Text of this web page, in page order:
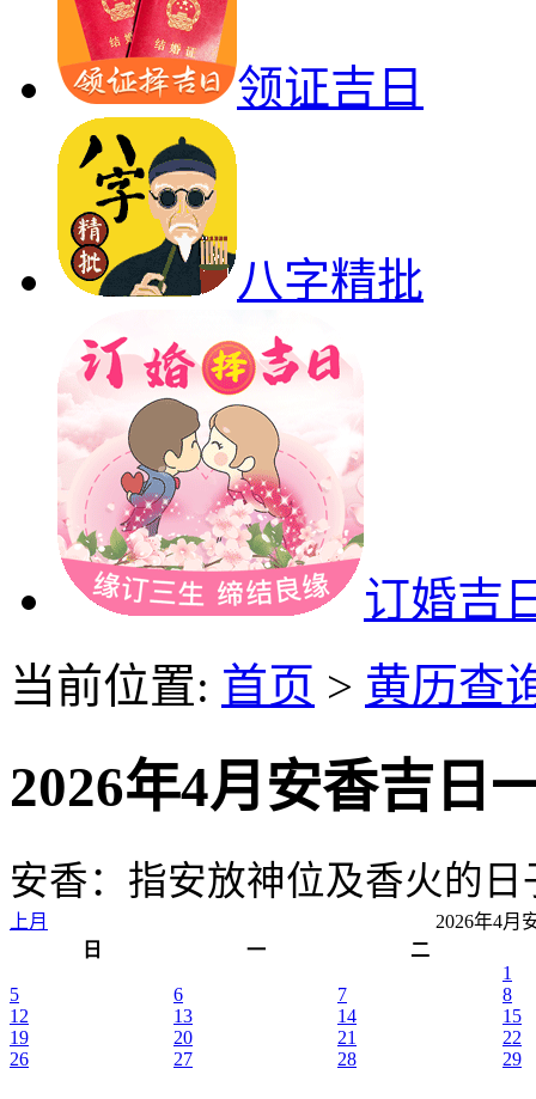
领证吉日
八字精批
订婚吉
当前位置: 首页 > 黄历查
2026年4月安香吉日
安香：指安放神位及香火的日
上月
2026年4月
日
一
二
1
5
6 7
8
12
13 14
15
19
20 21
22
26
27 28 29